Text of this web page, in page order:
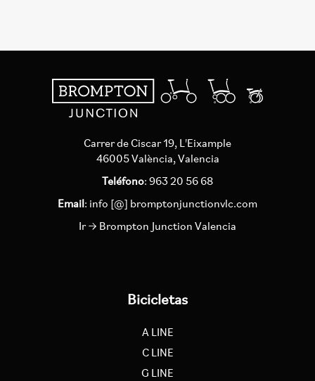
Carrer de Ciscar 19, L'Eixample
46005 València, Valencia
Teléfono: 963 20 56 68
Email: info [@] bromptonjunctionvlc.com
Ir → Brompton Junction Valencia
Bicicletas
A LINE
C LINE
G LINE